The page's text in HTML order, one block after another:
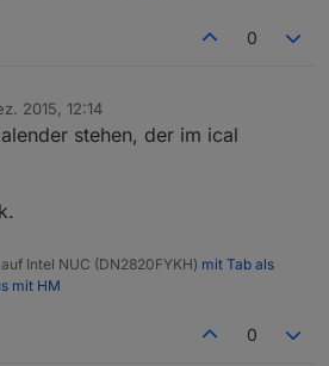
0
2015, 12:14
stehen, der im ical
Intel NUC (DN2820FYKH) mit Tab als
mit HM
0